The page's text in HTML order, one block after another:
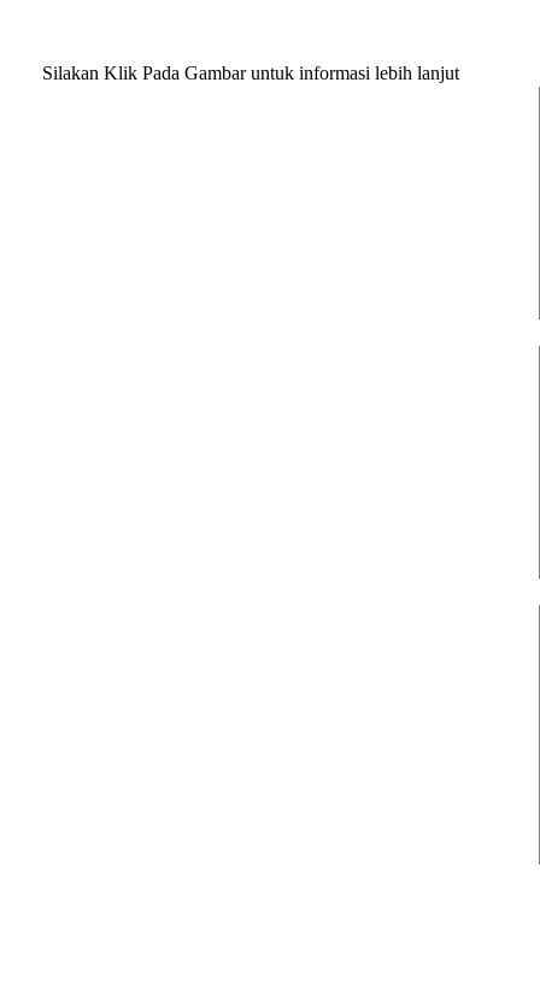
Silakan Klik Pada Gambar untuk informasi lebih lanjut